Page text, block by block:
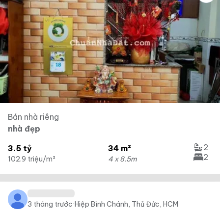
Bán nhà riêng
nhà đẹp
3.5 tỷ
102.9 triệu/m²
34 m²
4 x 8.5m
2
2
3 tháng trước·Hiệp Bình Chánh, Thủ Đức, HCM